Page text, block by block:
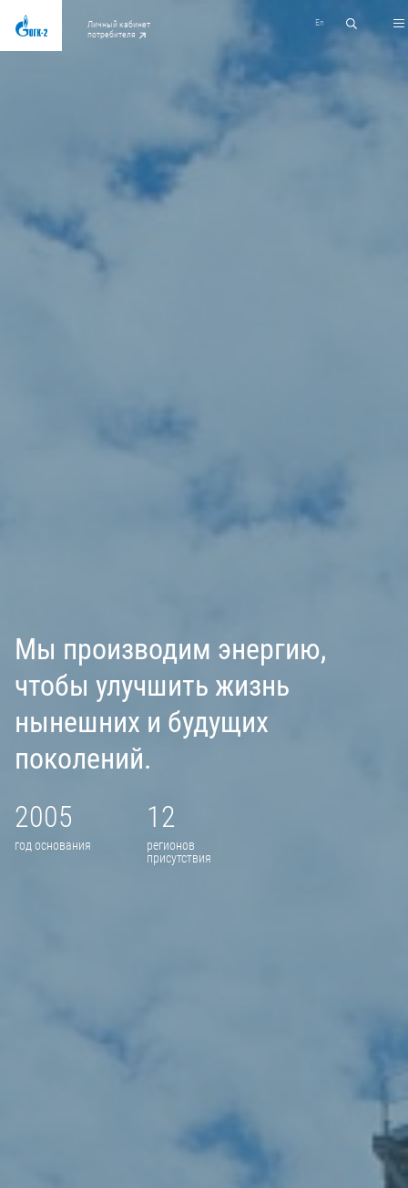
Личный кабинет
потребителя
En
Мы производим энергию,
чтобы улучшить жизнь
нынешних и будущих
поколений.
2005
год основания
12
регионов
присутствия